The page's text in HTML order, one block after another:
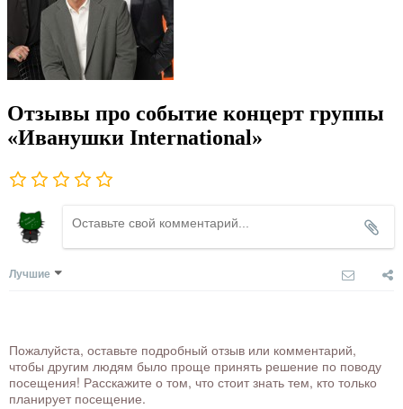
Отзывы про событие концерт группы
«Иванушки International»
Лучшие
Пожалуйста, оставьте подробный отзыв или комментарий,
чтобы другим людям было проще принять решение по поводу
посещения! Расскажите о том, что стоит знать тем, кто только
планирует посещение.